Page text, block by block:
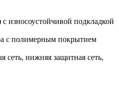
износоустойчивой подкладкой
с полимерным покрытием
сеть, нижняя защитная сеть,